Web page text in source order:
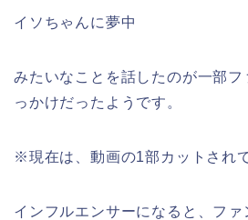
イソちゃんに夢中
みたいなことを話したのが一部フ
っかけだったようです。
※現在は、動画の1部カットされ
インフルエンサーになると、フ